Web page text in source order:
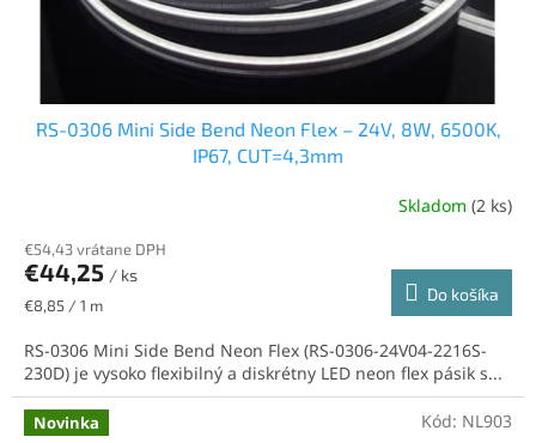
RS-0306 Mini Side Bend Neon Flex – 24V, 8W, 6500K,
IP67, CUT=4,3mm
Skladom (2 ks)
€54,43 vrátane DPH
€44,25 / ks
Jednotková
€8,85 / 1 m
Do košíka
RS-0306 Mini Side Bend Neon Flex (RS-0306-24V04-2216S-
230D) je vysoko flexibilný a diskrétny LED neon flex pásik s...
Novinka Kód: NL903